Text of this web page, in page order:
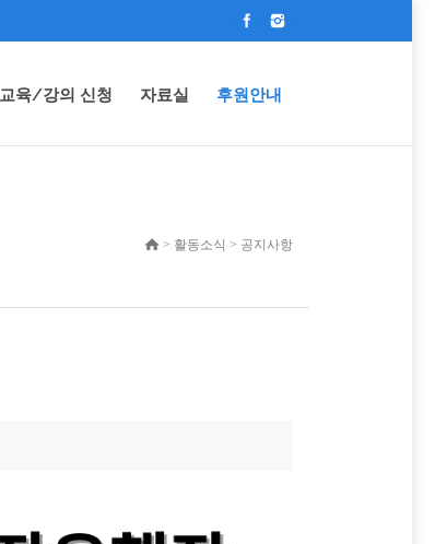
교육/강의 신청 자료실 후원안내
> 활동소식 > 공지사항